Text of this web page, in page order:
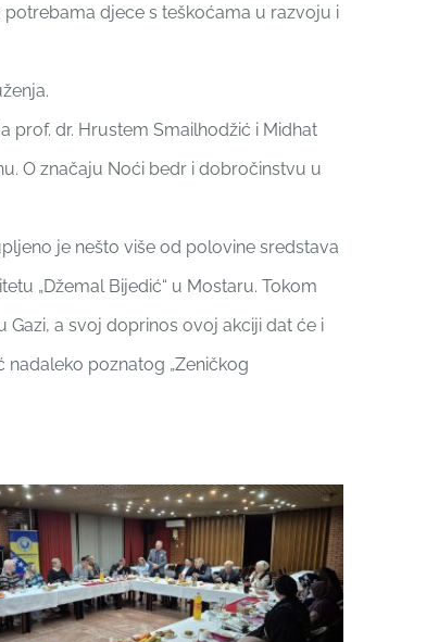
djece s teškoćama u razvoju i
prof. dr. Hrustem Smailhodžić i Midhat
O značaju Noći bedr i dobročinstvu u
je nešto više od polovine sredstava
„Džemal Bijedić“ u Mostaru. Tokom
Gazi, a svoj doprinos ovoj akciji dat će i
nadaleko poznatog „Zeničkog